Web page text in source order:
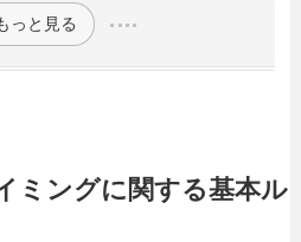
っと見る
ミングに関する基本ル